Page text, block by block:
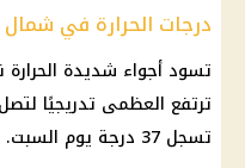
درجات الحرارة في
تسود أجواء شديدة
تسجل 37 درجة يوم السبت.